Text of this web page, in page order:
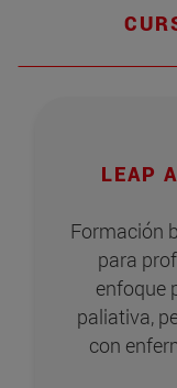
LEAP
Formación
para
enfoque
paliativa,
con